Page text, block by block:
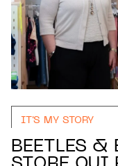
IT'S MY STORY
BEETLES &